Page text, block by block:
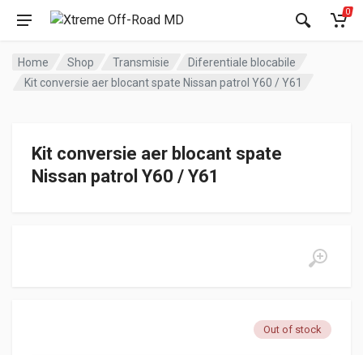
0
Home Shop Transmisie
Diferentiale blocabile
Kit conversie aer blocant spate Nissan patrol Y60 / Y61
Kit conversie aer blocant spate
Nissan patrol Y60 / Y61
Out of stock